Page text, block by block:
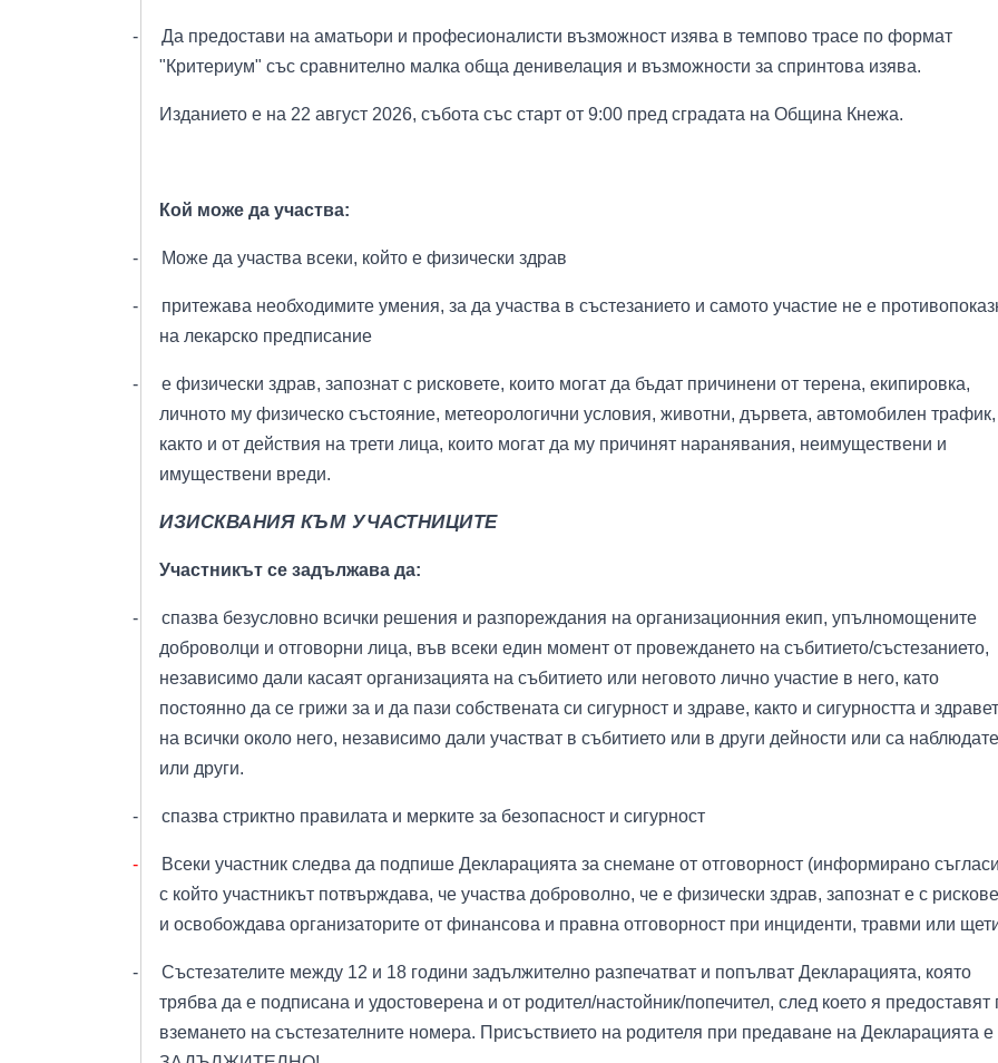
-
Да предостави на аматьори и професионалисти възможност изява в темпово трасе по формат
"Критериум" със сравнително малка обща денивелация и възможности за спринтова изява.
Изданието е на 22 август 2026, събота със старт от 9:00 пред сградата на Община Кнежа.
Кой може да участва:
- Може да участва всеки, който е физически здрав
-
притежава необходимите умения, за да участва в състезанието и самото участие не е
на лекарско предписание
-
е физически здрав, запознат с рисковете, които могат да бъдат причинени от терена, екипировка,
личното му физическо състояние, метеорологични условия, животни, дървета, автомобилен трафик,
както и от действия на трети лица, които могат да му причинят наранявания, неимуществени и
имуществени вреди.
ИЗИСКВАНИЯ КЪМ УЧАСТНИЦИТЕ
Участникът се задължава да:
-
спазва безусловно всички решения и разпореждания на организационния екип, упълномощените
доброволци и отговорни лица, във всеки един момент от провеждането на събитието/състезанието,
независимо дали касаят организацията на събитието или неговото лично участие в него, като
постоянно да се грижи за и да пази собствената си сигурност и здраве, както и сигурността и
на всички около него, независимо дали участват в събитието или в други дейности или са
или други.
- спазва стриктно правилата и мерките за безопасност и сигурност
-
Всеки участник следва да подпише Декларацията за снемане от отговорност (информирано
с който участникът потвърждава, че участва доброволно, че е физически здрав, запознат е с
и освобождава организаторите от финансова и правна отговорност при инциденти, травми или
-
Състезателите между 12 и 18 години задължително разпечатват и попълват Декларацията, която
трябва да е подписана и удостоверена и от родител/настойник/попечител, след което я предоставят
вземането на състезателните номера. Присъствието на родителя при предаване на Декларацията е